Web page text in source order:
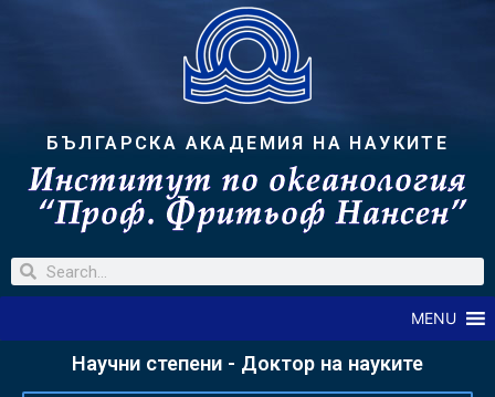
БЪЛГАРСКА АКАДЕМИЯ НА НАУКИТЕ
MENU
Научни степени - Доктор на науките